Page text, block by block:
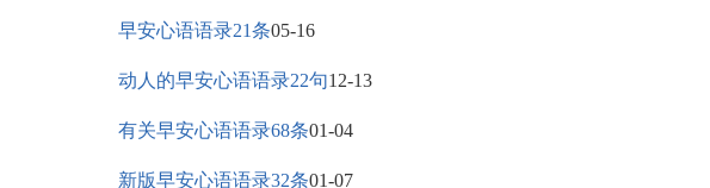
早安心语语录21条05-16
动人的早安心语语录22句12-13
有关早安心语语录68条01-04
新版早安心语语录32条01-07